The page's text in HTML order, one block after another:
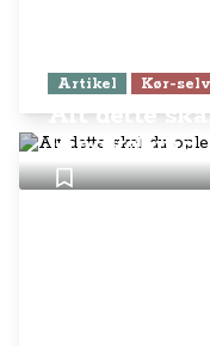
Artikel Kør-
Alt dette
Ringkøbing